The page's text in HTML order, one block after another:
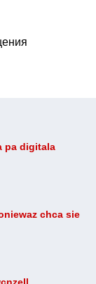
pa digitala
chca sie